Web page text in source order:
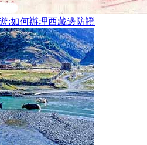
:如何辦理西藏邊防證